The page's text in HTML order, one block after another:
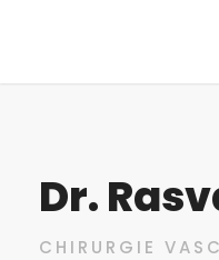
Dr.
CHIRURGIE